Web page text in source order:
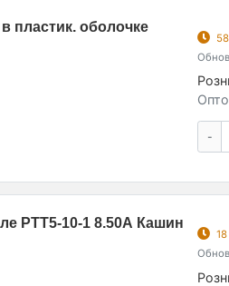
пластик. оболочке
-
РТТ5-10-1 8.50А Кашин